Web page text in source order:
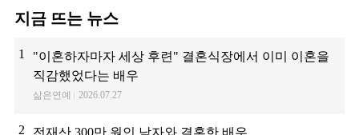
지금 뜨는 뉴스
1
"이혼하자마자 세상 후련" 결혼식장에서 이미 이혼을
직감했었다는 배우
삶은연예 2026.07.27
2